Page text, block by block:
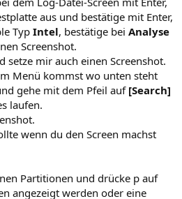
aus und bestätige mit Enter,
Typ Intel, bestätige bei Analyse
Screenshot.
setze mir auch einen Screenshot.
Menü kommst wo unten steht
gehe mit dem Pfeil auf [Search]
laufen.
wenn du den Screen machst
Partitionen und drücke p auf
angezeigt werden oder eine